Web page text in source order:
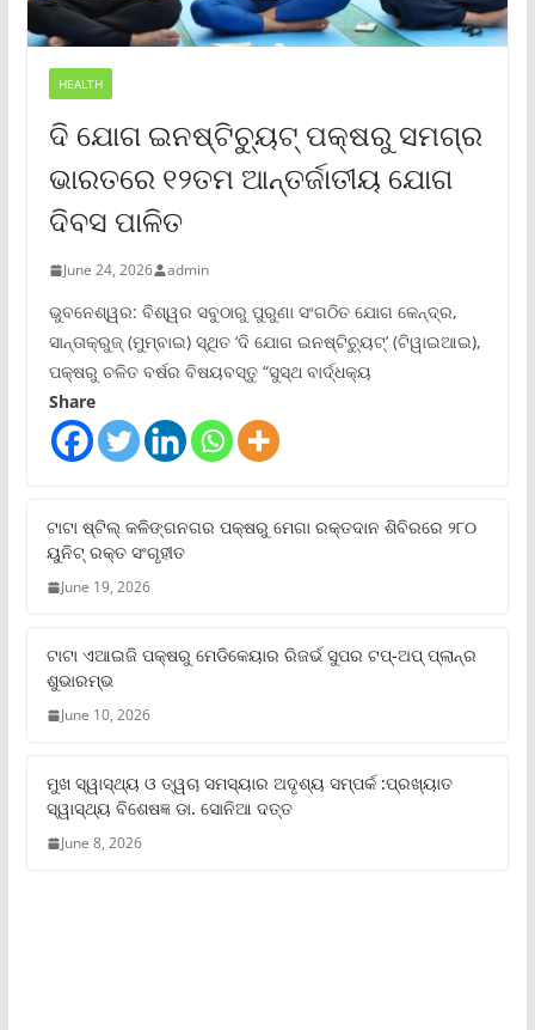
HEALTH
ଦି ଯୋଗ ଇନଷ୍ଟିଚ୍ୟୁଟ୍ ପକ୍ଷରୁ ସମଗ୍ର
ଭାରତରେ ୧୨ତମ ଆନ୍ତର୍ଜାତୀୟ ଯୋଗ
ଦିବସ ପାଳିତ
June 24, 2026 admin
ଭୁବନେଶ୍ୱର: ବିଶ୍ୱର ସବୁଠାରୁ ପୁରୁଣା ସଂଗଠିତ ଯୋଗ କେନ୍ଦ୍ର,
ସାନ୍ତାକ୍ରୁଜ୍ (ମୁମ୍ବାଇ) ସ୍ଥିତ ‘ଦି ଯୋଗ ଇନଷ୍ଟିଚ୍ୟୁଟ୍‌’ (ଟିୱାଇଆଇ),
ପକ୍ଷରୁ ଚଳିତ ବର୍ଷର ବିଷୟବସ୍ତୁ “ସୁସ୍ଥ ବାର୍ଦ୍ଧକ୍ୟ
Share
ଟାଟା ଷ୍ଟିଲ୍‌ କଳିଙ୍ଗନଗର ପକ୍ଷରୁ ମେଗା ରକ୍ତଦାନ ଶିବିରରେ ୨୮୦
ୟୁନିଟ୍‌ ରକ୍ତ ସଂଗୃହୀତ
June 19, 2026
ଟାଟା ଏଆଇଜି ପକ୍ଷରୁ ମେଡିକେୟାର ରିଜର୍ଭ ସୁପର ଟପ୍‌-ଅପ୍ ପ୍ଲାନ୍‌ର
ଶୁଭାରମ୍ଭ
June 10, 2026
ମୁଖ ସ୍ୱାସ୍ଥ୍ୟ ଓ ତ୍ୱଚା ସମସ୍ୟାର ଅଦୃଶ୍ୟ ସମ୍ପର୍କ :ପ୍ରଖ୍ୟାତ
ସ୍ୱାସ୍ଥ୍ୟ ବିଶେଷଜ୍ଞ ଡା. ସୋନିଆ ଦତ୍ତ
June 8, 2026